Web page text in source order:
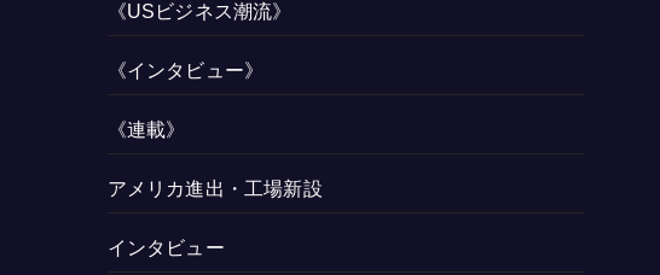
《USビジネス潮流》
《インタビュー》
《連載》
アメリカ進出・工場新設
インタビュー